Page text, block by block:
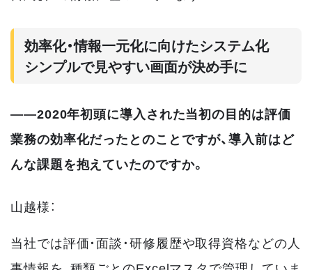
効率化・情報一元化に向けたシステム化
シンプルで見やすい画面が決め手に
――2020年初頭に導入された当初の目的は評価
業務の効率化だったとのことですが、導入前はど
んな課題を抱えていたのですか。
山越様：
当社では評価・面談・研修履歴や取得資格などの人